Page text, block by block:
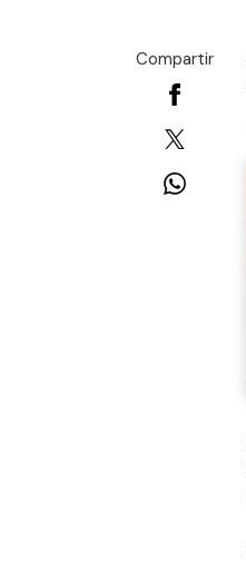
Compartir